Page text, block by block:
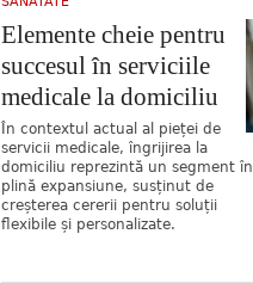
Elemente cheie pentru
succesul în serviciile
medicale la domiciliu
În contextul actual al pieței de
servicii medicale, îngrijirea la
domiciliu reprezintă un segment în
plină expansiune, susținut de
creșterea cererii pentru soluții
flexibile și personalizate.